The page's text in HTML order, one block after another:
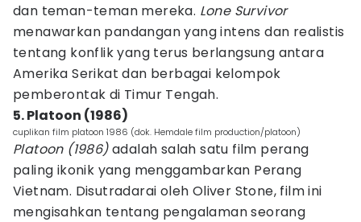
dan teman-teman mereka. Lone Survivor
menawarkan pandangan yang intens dan realistis
tentang konflik yang terus berlangsung antara
Amerika Serikat dan berbagai kelompok
pemberontak di Timur Tengah.
5. Platoon (1986)
cuplikan film platoon 1986 (dok. Hemdale film production/platoon)
Platoon (1986)adalah salah satu film perang
paling ikonik yang menggambarkan Perang
Vietnam. Disutradarai oleh Oliver Stone, film ini
mengisahkan tentang pengalaman seorang